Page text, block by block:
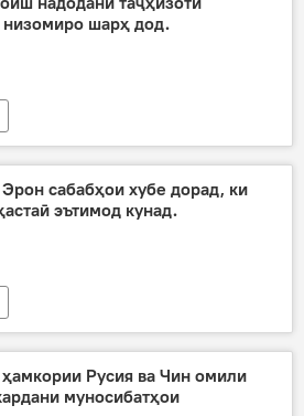
низомиро шарҳ дод.
сабабҳои хубе дорад, ки
эътимод кунад.
ахир
Русия ва Чин омили
муносибатҳои